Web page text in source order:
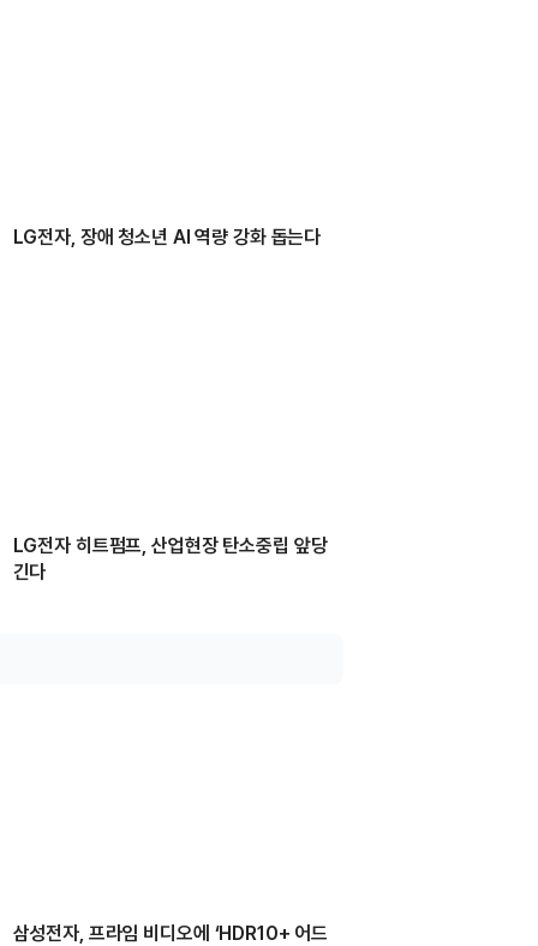
LG전자, 장애 청소년 AI 역량 강화 돕는다
LG전자 히트펌프, 산업현장 탄소중립 앞당
긴다
삼성전자, 프라임 비디오에 ‘HDR10+ 어드